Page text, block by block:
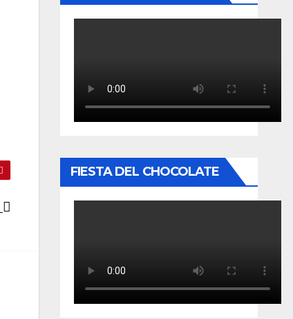
FIESTA DEL CHOCOLATE